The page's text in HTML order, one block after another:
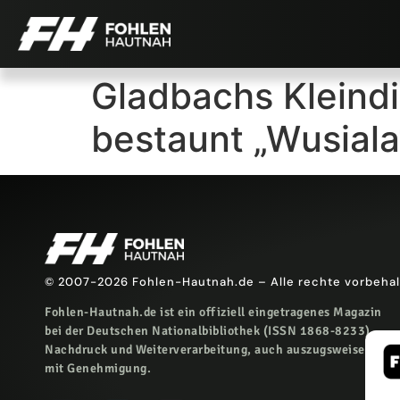
Gladbachs
bestaunt
© 2007-2026 Fohlen-Hautnah.de – Alle rechte
Fohlen-Hautnah.de ist ein offiziell eingetragenes Magazin
bei der Deutschen Nationalbibliothek (ISSN 1868-8233).
Nachdruck und Weiterverarbeitung, auch auszugsweise, nur
mit Genehmigung.